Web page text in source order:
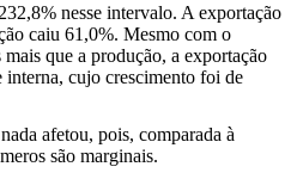
nesse intervalo. A exportação
caiu 61,0%. Mesmo com o
que a produção, a exportação
cujo crescimento foi de
afetou, pois, comparada à
são marginais.